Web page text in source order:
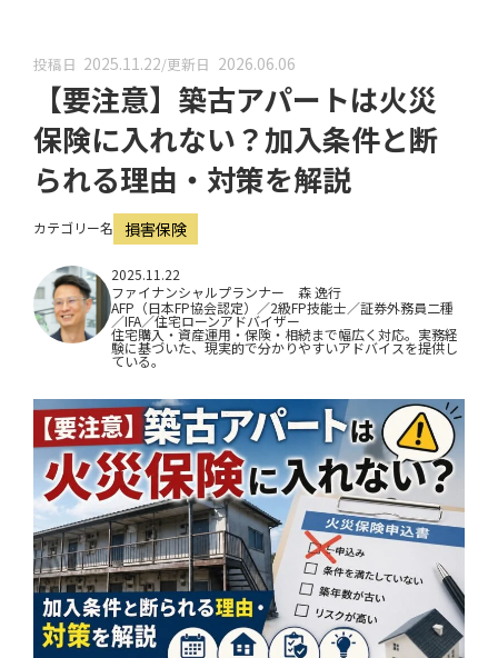
投稿日 2025.11.22/更新日 2026.06.06
【要注意】築古アパートは火災
保険に入れない？加入条件と断
られる理由・対策を解説
カテゴリー名 損害保険
2025.11.22
ファイナンシャルプランナー 森 逸行
AFP（日本FP協会認定）／2級FP技能士／証券外務員二種
／IFA／住宅ローンアドバイザー
住宅購入・資産運用・保険・相続まで幅広く対応。実務経
験に基づいた、現実的で分かりやすいアドバイスを提供し
ている。